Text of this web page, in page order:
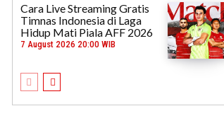
Cara Live Streaming Gratis
Timnas Indonesia di Laga
Hidup Mati Piala AFF 2026
7 August 2026 20:00 WIB